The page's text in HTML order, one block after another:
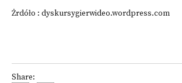
Żrdóło : dyskursygierwideo.wordpress.com
Share: